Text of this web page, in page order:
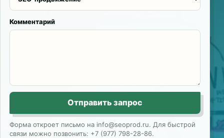
Комментарий
Отправить запрос
Форма откроет письмо на info@seoprod.ru. Для быстрой
связи можно позвонить: +7 (977) 798-28-86.